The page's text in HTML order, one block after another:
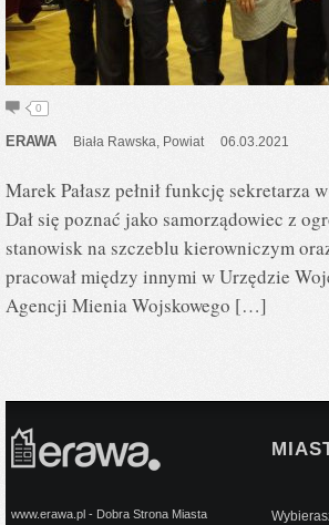
0
ERAWA Biała Rawska Powiat 06.03.2021
Marek Pałasz pełnił funkcję sekretarza
Dał się poznać jako samorządowiec z
stanowisk na szczeblu kierowniczym
pracował między innymi w Urzędzie
Agencji Mienia Wojskowego […]
www.erawa.pl - Dobra Strona Miasta